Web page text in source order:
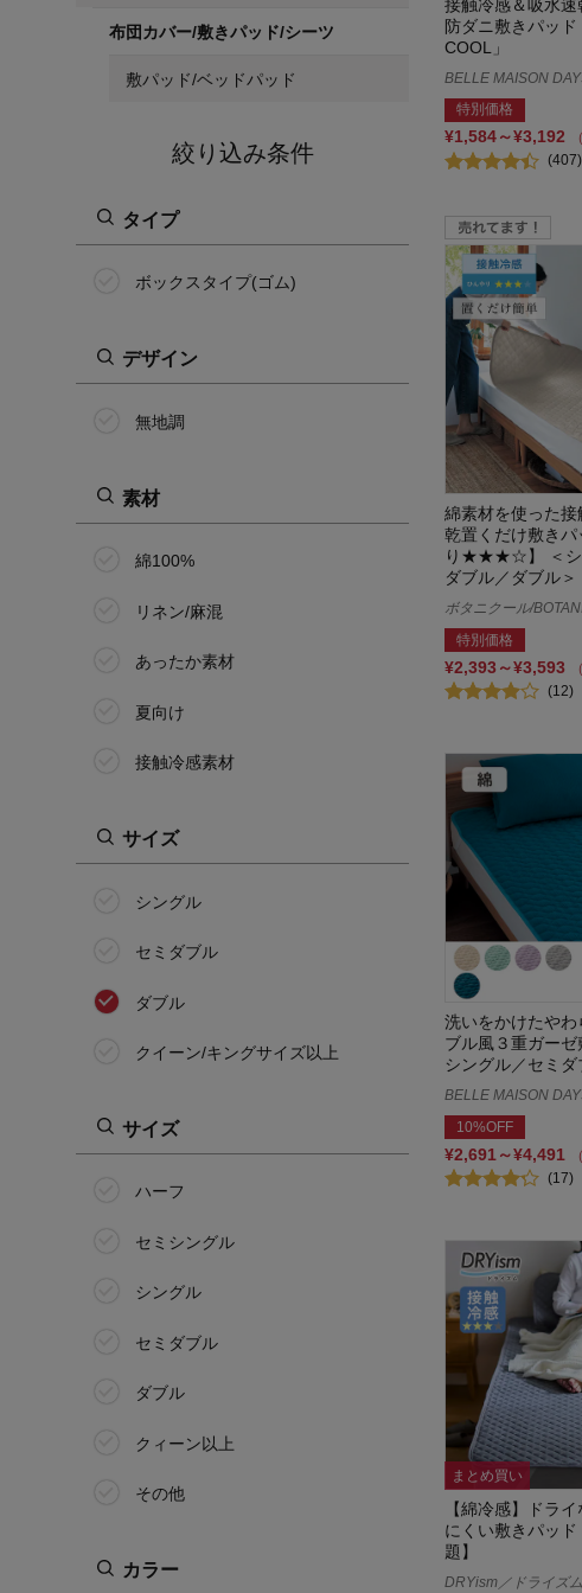
布団カバー/敷きパッド/シーツ
敷パッド/ベッドパッド
絞り込み条件
タイプ
ボックスタイプ(ゴム)
デザイン
無地調
素材
綿100%
リネン/麻混
あったか素材
夏向け
接触冷感素材
サイズ
シングル
セミダブル
ダブル
クイーン/キングサイズ以上
サイズ
ハーフ
セミシングル
シングル
セミダブル
ダブル
クィーン以上
その他
カラー
接触冷感＆吸水
防ダニ敷きパッド
COOL」
BELLE MAISON
特別価格
¥1,584～¥3,192
(407)
綿素材を使った
乾置くだけ敷き
り★★★☆】 ＜シ
ダブル／ダブル＞
ボタニクール/
特別価格
¥2,393～¥3,593
(12)
洗いをかけたやわ
ブル風３重ガーゼ
シングル／セミダ
BELLE MAISON
10%OFF
¥2,691～¥4,491
(17)
まとめ買い
【綿冷感】ドラ
にくい敷きパッ
題】
DRYism／ドライズム